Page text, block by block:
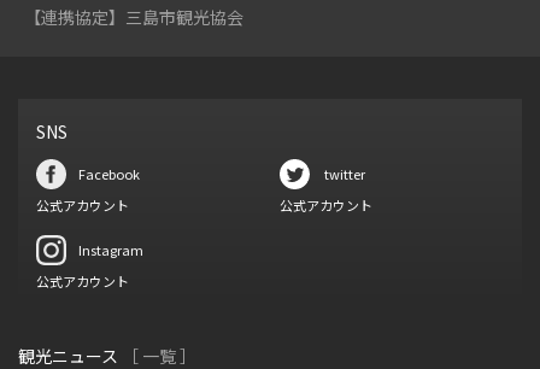
【連携協定】三島市観光協会
SNS
Facebook
公式アカウント
twitter
公式アカウント
Instagram
公式アカウント
観光ニュース ［ 一覧 ］